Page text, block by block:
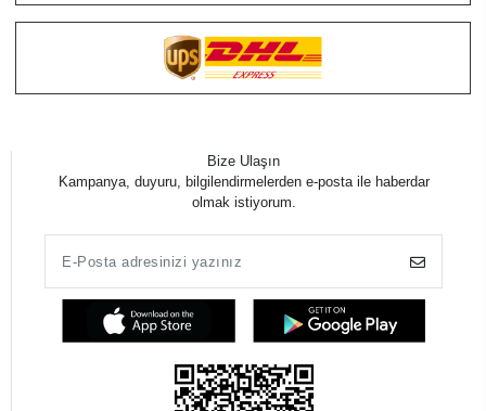
Bize Ulaşın
Kampanya, duyuru, bilgilendirmelerden e-posta ile haberdar
olmak istiyorum.